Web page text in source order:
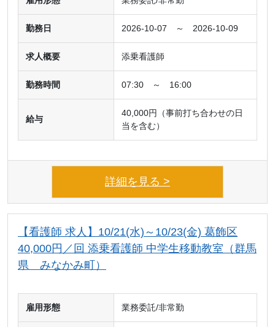
勤務日 2026-10-07 ～ 2026-10-09
求人概要 添乗看護師
勤務時間 07:30 ～ 16:00
給与
40,000円（事前打ち合わせの日
当を含む）
詳細を見る >
【看護師 求人】10/21(水)～10/23(金) 葛飾区
40,000円／回 添乗看護師 中学生移動教室（群馬
県 みなかみ町）
雇用形態 業務委託/非常勤